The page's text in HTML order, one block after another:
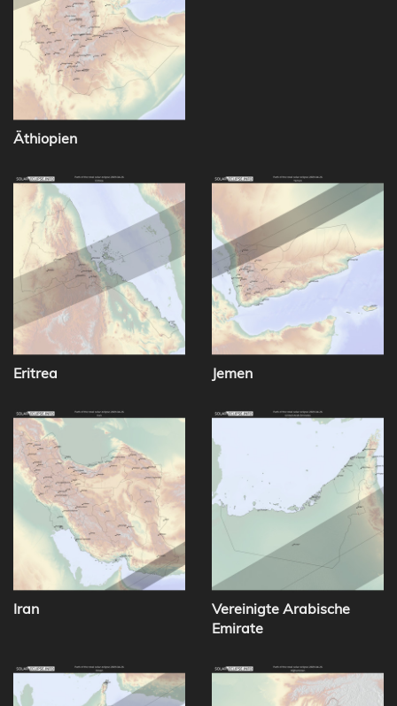
Äthiopien
Eritrea Jemen
Iran
Vereinigte Arabische
Emirate